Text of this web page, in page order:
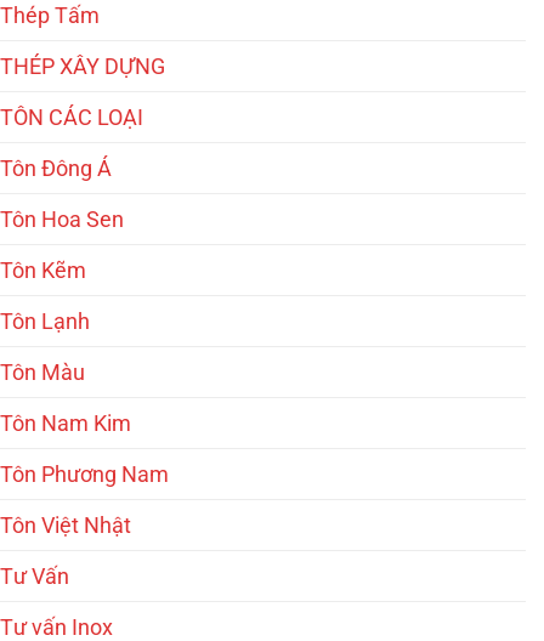
Thép Tấm
THÉP XÂY DỰNG
TÔN CÁC LOẠI
Tôn Đông Á
Tôn Hoa Sen
Tôn Kẽm
Tôn Lạnh
Tôn Màu
Tôn Nam Kim
Tôn Phương Nam
Tôn Việt Nhật
Tư Vấn
Tư vấn Inox